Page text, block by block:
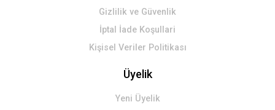
Gizlilik ve Güvenlik
İptal İade Koşullari
Kişisel Veriler Politikası
Üyelik
Yeni Üyelik